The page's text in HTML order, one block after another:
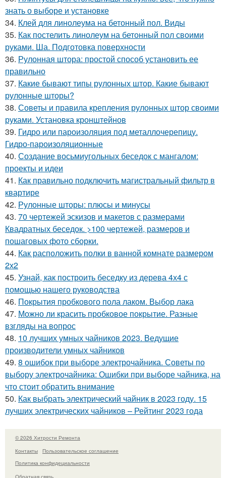
знать о выборе и установке
34. Клей для линолеума на бетонный пол. Виды
35. Как постелить линолеум на бетонный пол своими
руками. Ша. Подготовка поверхности
36. Рулонная штора: простой способ установить ее
правильно
37. Какие бывают типы рулонных штор. Какие бывают
рулонные шторы?
38. Советы и правила крепления рулонных штор своими
руками. Установка кронштейнов
39. Гидро или пароизоляция под металлочерепицу.
Гидро-пароизоляционные
40. Создание восьмиугольных беседок с мангалом:
проекты и идеи
41. Как правильно подключить магистральный фильтр в
квартире
42. Рулонные шторы: плюсы и минусы
43. 70 чертежей эскизов и макетов с размерами
Квадратных беседок. >100 чертежей, размеров и
пошаговых фото сборки.
44. Как расположить полки в ванной комнате размером
2х2
45. Узнай, как построить беседку из дерева 4х4 с
помощью нашего руководства
46. Покрытия пробкового пола лаком. Выбор лака
47. Можно ли красить пробковое покрытие. Разные
взгляды на вопрос
48. 10 лучших умных чайников 2023. Ведущие
производители умных чайников
49. 8 ошибок при выборе электрочайника. Советы по
выбору электрочайника: Ошибки при выборе чайника, на
что стоит обратить внимание
50. Как выбрать электрический чайник в 2023 году. 15
лучших электрических чайников – Рейтинг 2023 года
© 2026 Хитрости Ремонта
Контакты
Пользовательское соглашение
Политика конфидециальности
Обратная связь